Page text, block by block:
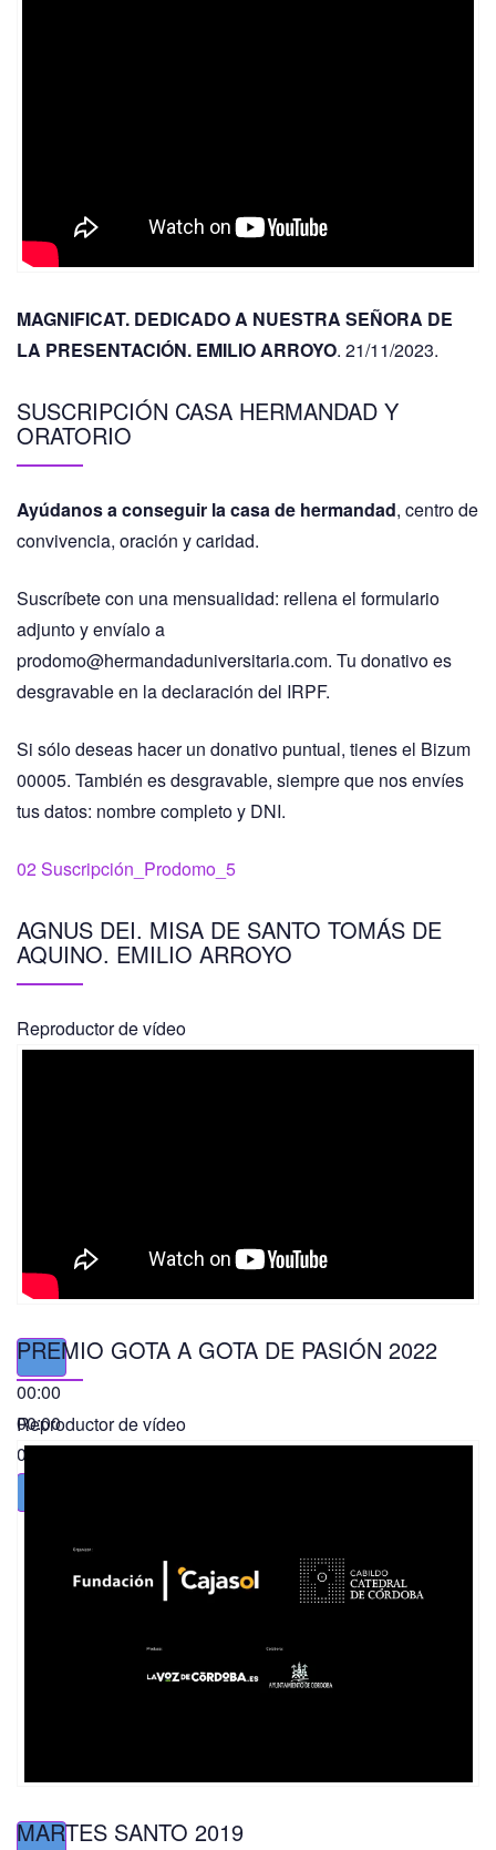
MAGNIFICAT. DEDICADO A NUESTRA SEÑORA DE
LA PRESENTACIÓN. EMILIO ARROYO. 21/11/2023.
SUSCRIPCIÓN CASA HERMANDAD Y
ORATORIO
Ayúdanos a conseguir la casa de hermandad, centro de
convivencia, oración y caridad.
Suscríbete con una mensualidad: rellena el formulario
adjunto y envíalo a
prodomo@hermandaduniversitaria.com. Tu donativo es
desgravable en la declaración del IRPF.
Si sólo deseas hacer un donativo puntual, tienes el Bizum
00005. También es desgravable, siempre que nos envíes
tus datos: nombre completo y DNI.
02 Suscripción_Prodomo_5
AGNUS DEI. MISA DE SANTO TOMÁS DE
AQUINO. EMILIO ARROYO
Reproductor de vídeo
00:00
00:00
01:49
PREMIO GOTA A GOTA DE PASIÓN 2022
Reproductor de vídeo
MARTES SANTO 2019